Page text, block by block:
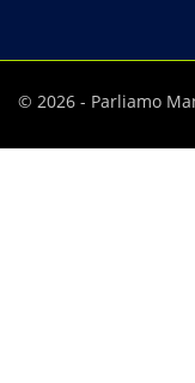
© 2026 - Parliamo